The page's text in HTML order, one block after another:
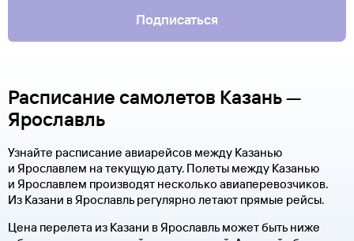
Подписаться
Расписание самолетов Казань —
Ярославль
Узнайте расписание авиарейсов между Казанью
и Ярославлем на текущую дату. Полеты между Казанью
и Ярославлем производят несколько авиаперевозчиков.
Из Казани в Ярославль регулярно летают прямые рейсы.
Цена перелета из Казани в Ярославль может быть ниже